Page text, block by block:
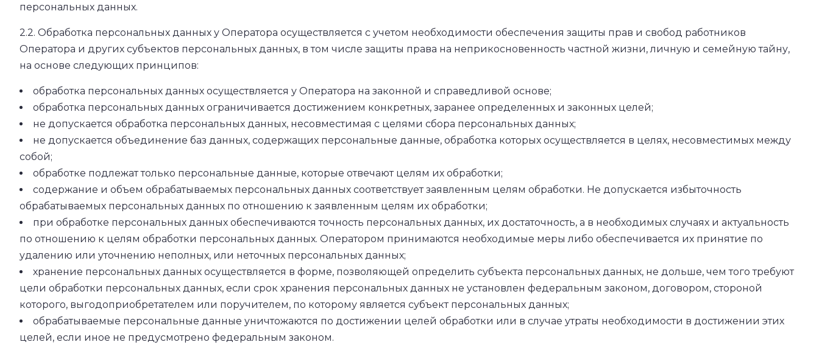
персональных данных.
2.2. Обработка персональных данных у Оператора осуществляется с учетом необходимости обеспечения защиты прав и свобод работников
Оператора и других субъектов персональных данных, в том числе защиты права на неприкосновенность частной жизни, личную и семейную тайну,
на основе следующих принципов:
обработка персональных данных осуществляется у Оператора на законной и справедливой основе;
обработка персональных данных ограничивается достижением конкретных, заранее определенных и законных целей;
не допускается обработка персональных данных, несовместимая с целями сбора персональных данных;
не допускается объединение баз данных, содержащих персональные данные, обработка которых осуществляется в целях, несовместимых между
собой;
обработке подлежат только персональные данные, которые отвечают целям их обработки;
содержание и объем обрабатываемых персональных данных соответствует заявленным целям обработки. Не допускается избыточность
обрабатываемых персональных данных по отношению к заявленным целям их обработки;
при обработке персональных данных обеспечиваются точность персональных данных, их достаточность, а в необходимых случаях и актуальность
по отношению к целям обработки персональных данных. Оператором принимаются необходимые меры либо обеспечивается их принятие по
удалению или уточнению неполных, или неточных персональных данных;
хранение персональных данных осуществляется в форме, позволяющей определить субъекта персональных данных, не дольше, чем того требуют
цели обработки персональных данных, если срок хранения персональных данных не установлен федеральным законом, договором, стороной
которого, выгодоприобретателем или поручителем, по которому является субъект персональных данных;
обрабатываемые персональные данные уничтожаются по достижении целей обработки или в случае утраты необходимости в достижении этих
целей, если иное не предусмотрено федеральным законом.